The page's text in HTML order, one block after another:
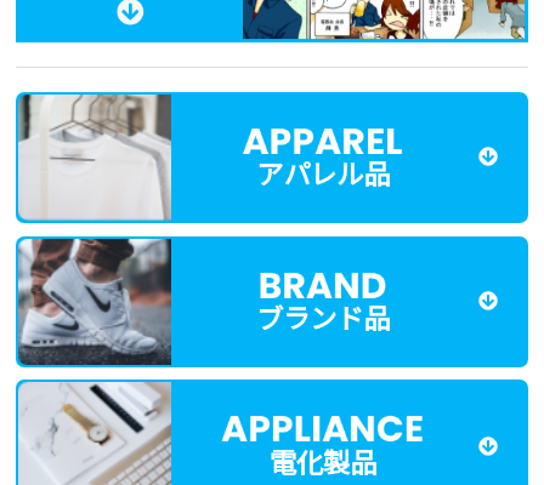
アパレル品
ブランド品
電化製品